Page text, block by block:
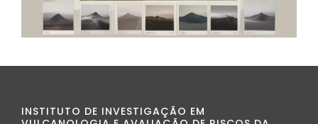
INSTITUTO DE INVESTIGAÇÃO EM